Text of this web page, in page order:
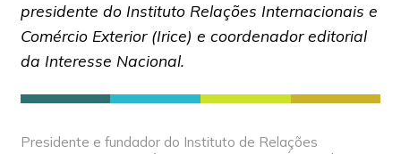
presidente do Instituto Relações Internacionais e
Comércio Exterior (Irice) e coordenador editorial
da Interesse Nacional.
Presidente e fundador do Instituto de Relações